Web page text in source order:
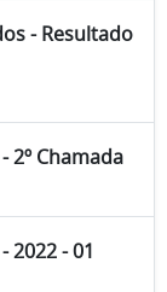
- Resultado
2º Chamada
2022 - 01